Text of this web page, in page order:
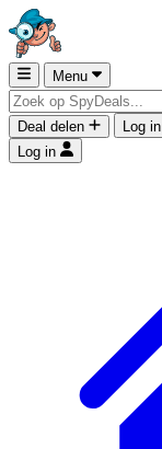
Menu
Deal delen
Log in
Log in